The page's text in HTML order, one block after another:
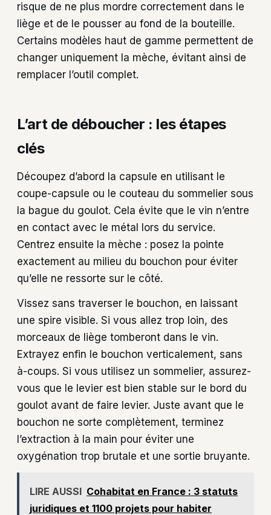
risque de ne plus mordre correctement dans le
liège et de le pousser au fond de la bouteille.
Certains modèles haut de gamme permettent de
changer uniquement la mèche, évitant ainsi de
remplacer l’outil complet.
L’art de déboucher : les étapes
clés
Découpez d’abord la capsule en utilisant le
coupe-capsule ou le couteau du sommelier sous
la bague du goulot. Cela évite que le vin n’entre
en contact avec le métal lors du service.
Centrez ensuite la mèche : posez la pointe
exactement au milieu du bouchon pour éviter
qu’elle ne ressorte sur le côté.
Vissez sans traverser le bouchon, en laissant
une spire visible. Si vous allez trop loin, des
morceaux de liège tomberont dans le vin.
Extrayez enfin le bouchon verticalement, sans
à-coups. Si vous utilisez un sommelier, assurez-
vous que le levier est bien stable sur le bord du
goulot avant de faire levier. Juste avant que le
bouchon ne sorte complètement, terminez
l’extraction à la main pour éviter une
oxygénation trop brutale et une sortie bruyante.
LIRE AUSSI Cohabitat en France : 3 statuts
juridiques et 1100 projets pour habiter